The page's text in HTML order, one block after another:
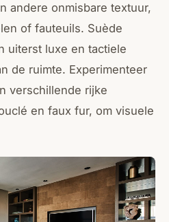
andere onmisbare textuur,
of fauteuils. Suède
uiterst luxe en tactiele
de ruimte. Experimenteer
verschillende rijke
en faux fur, om visuele